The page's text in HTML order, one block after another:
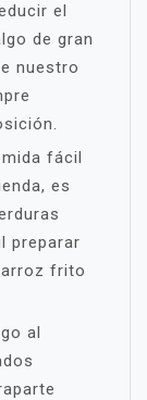
el
de gran
nuestro
fácil
es
preparar
frito
al